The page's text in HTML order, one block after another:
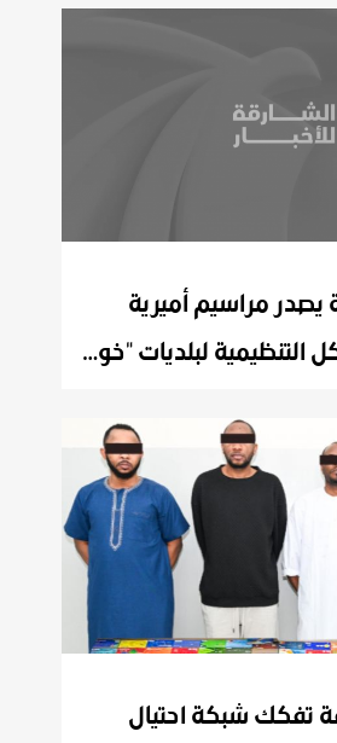
يصدر مراسيم أميرية
باعتماد الهياكل التنظيمية لبلديات "خورفكان - الحمرية - البطائح - مليحة - المُدام - الذيد - كلباء - دبا الحصن".
تفكك شبكة احتيال